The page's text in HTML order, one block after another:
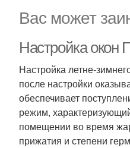
Вас может
Настройка окон
Настройка летне-
после настройки
обеспечивает
режим,
помещении во время
прижатия и степени